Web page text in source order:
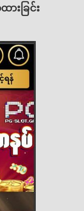
းခြင်း